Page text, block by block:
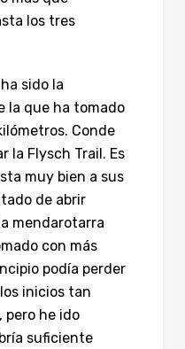
los tres
sido la
la que ha tomado
Conde
la Flysch Trail. Es
muy bien a sus
de abrir
mendarotarra
con más
podía perder
inicios tan
pero he ido
suficiente